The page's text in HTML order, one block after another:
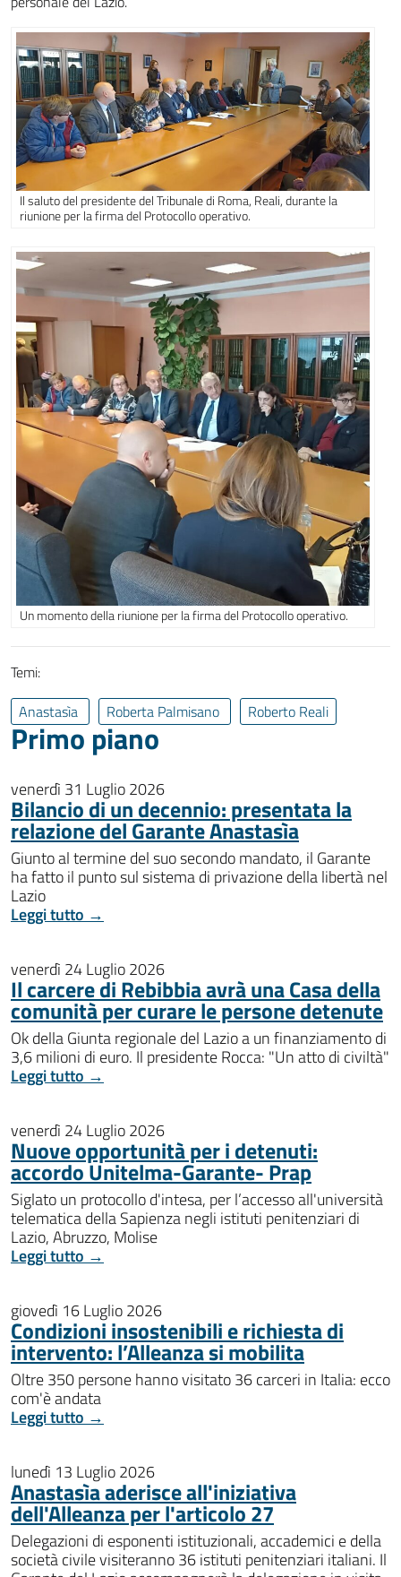
Il saluto del presidente del Tribunale di Roma, Reali, durante la
riunione per la firma del Protocollo operativo.
Un momento della riunione per la firma del Protocollo operativo.
Temi:
Anastasìa
Roberta Palmisano Roberto Reali
Primo piano
venerdì 31 Luglio 2026
Bilancio di un decennio: presentata la
relazione del Garante Anastasìa
Giunto al termine del suo secondo mandato, il Garante
ha fatto il punto sul sistema di privazione della libertà nel
Lazio
Leggi tutto →
venerdì 24 Luglio 2026
Il carcere di Rebibbia avrà una Casa della
comunità per curare le persone detenute
Ok della Giunta regionale del Lazio a un finanziamento di
3,6 milioni di euro. Il presidente Rocca: "Un atto di civiltà"
Leggi tutto →
venerdì 24 Luglio 2026
Nuove opportunità per i detenuti:
accordo Unitelma-Garante- Prap
Siglato un protocollo d'intesa, per l’accesso all'università
telematica della Sapienza negli istituti penitenziari di
Lazio, Abruzzo, Molise
Leggi tutto →
giovedì 16 Luglio 2026
Condizioni insostenibili e richiesta di
intervento: l’Alleanza si mobilita
Oltre 350 persone hanno visitato 36 carceri in Italia: ecco
com'è andata
Leggi tutto →
lunedì 13 Luglio 2026
Anastasìa aderisce all'iniziativa
dell'Alleanza per l'articolo 27
Delegazioni di esponenti istituzionali, accademici e della
società civile visiteranno 36 istituti penitenziari italiani. Il